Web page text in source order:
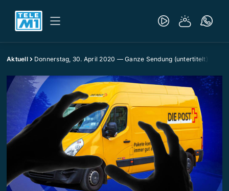
Aktuell Donnerstag, 30. April 2020 — Ganze Sendung (untertitelt)